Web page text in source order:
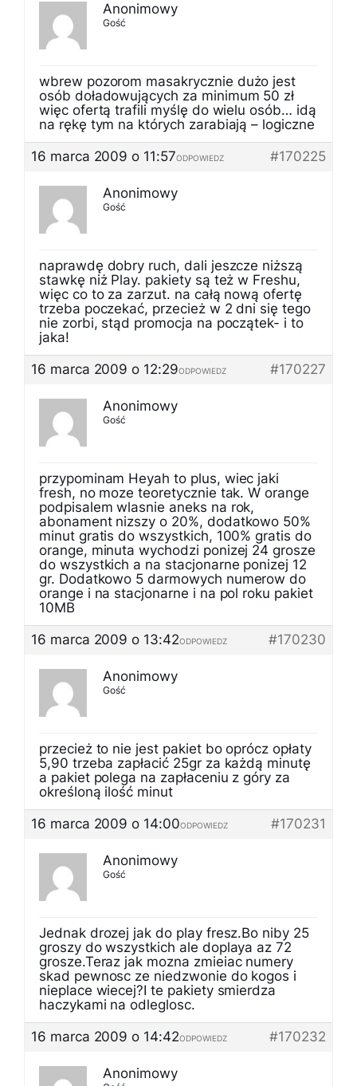
Anonimowy
Gość
wbrew pozorom masakrycznie dużo jest
osób doładowujących za minimum 50 zł
więc ofertą trafili myślę do wielu osób… idą
na rękę tym na których zarabiają – logiczne
16 marca 2009 o 11:57
#170225
ODPOWIEDZ
Anonimowy
Gość
naprawdę dobry ruch, dali jeszcze niższą
stawkę niż Play. pakiety są też w Freshu,
więc co to za zarzut. na całą nową ofertę
trzeba poczekać, przecież w 2 dni się tego
nie zorbi, stąd promocja na początek- i to
jaka!
16 marca 2009 o 12:29
#170227
ODPOWIEDZ
Anonimowy
Gość
przypominam Heyah to plus, wiec jaki
fresh, no moze teoretycznie tak. W orange
podpisalem wlasnie aneks na rok,
abonament nizszy o 20%, dodatkowo 50%
minut gratis do wszystkich, 100% gratis do
orange, minuta wychodzi ponizej 24 grosze
do wszystkich a na stacjonarne ponizej 12
gr. Dodatkowo 5 darmowych numerow do
orange i na stacjonarne i na pol roku pakiet
10MB
16 marca 2009 o 13:42
#170230
ODPOWIEDZ
Anonimowy
Gość
przecież to nie jest pakiet bo oprócz opłaty
5,90 trzeba zapłacić 25gr za każdą minutę
a pakiet polega na zapłaceniu z góry za
określoną ilość minut
16 marca 2009 o 14:00
#170231
ODPOWIEDZ
Anonimowy
Gość
Jednak drozej jak do play fresz.Bo niby 25
groszy do wszystkich ale doplaya az 72
grosze.Teraz jak mozna zmieiac numery
skad pewnosc ze niedzwonie do kogos i
nieplace wiecej?I te pakiety smierdza
haczykami na odleglosc.
16 marca 2009 o 14:42
#170232
ODPOWIEDZ
Anonimowy